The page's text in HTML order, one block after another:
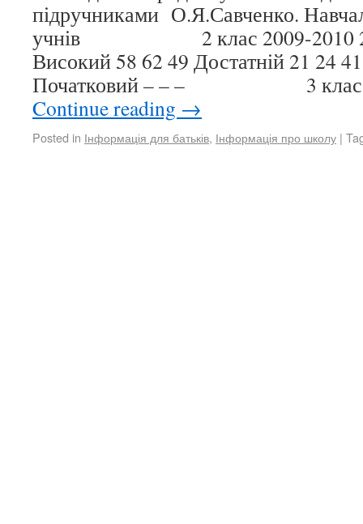
підручниками О.Я.Савченко.
учнів 2 клас 2009-2010
Високий 58 62 49 Достатній 21 24
Початковий – – – 3 клас
Continue reading →
Posted in Інформація для батьків, Інформація про школу |